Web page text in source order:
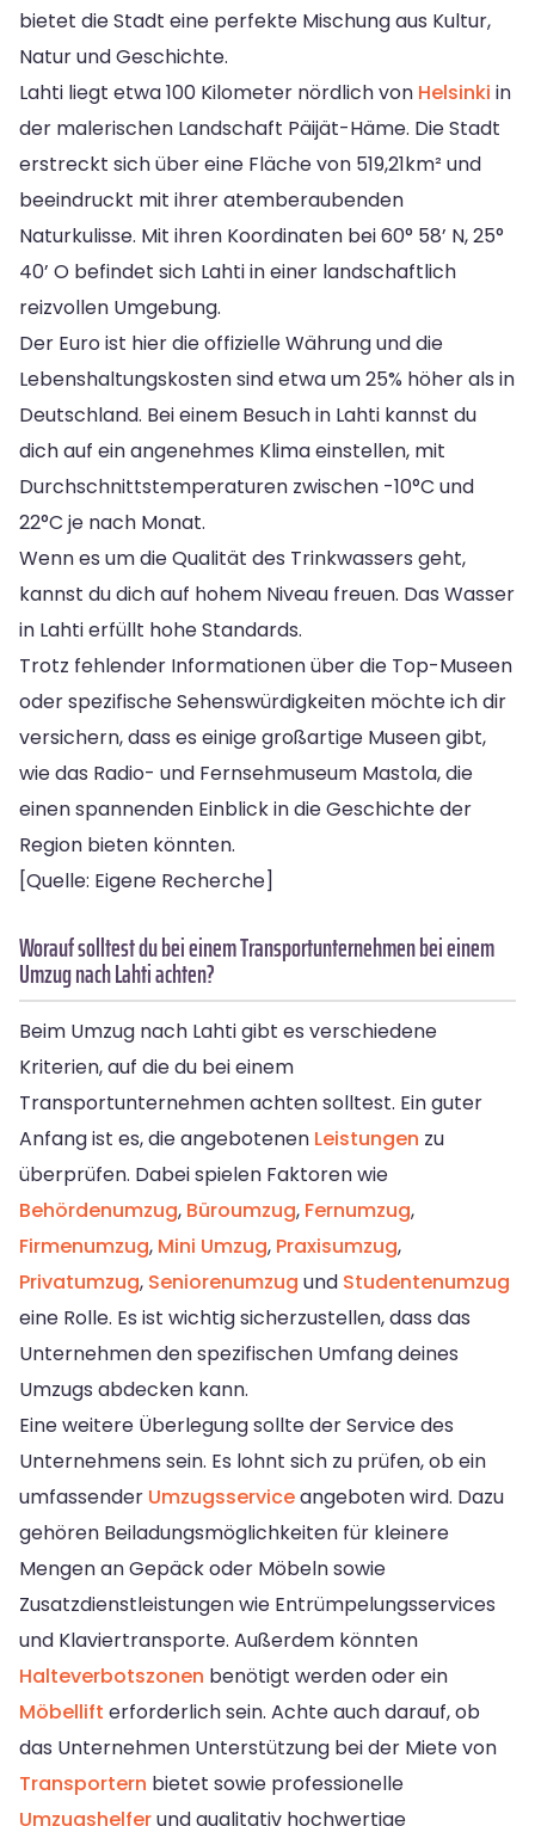
bietet die Stadt eine perfekte Mischung aus Kultur,
Natur und Geschichte.
Lahti liegt etwa 100 Kilometer nördlich von Helsinki in
der malerischen Landschaft Päijät-Häme. Die Stadt
erstreckt sich über eine Fläche von 519,21km² und
beeindruckt mit ihrer atemberaubenden
Naturkulisse. Mit ihren Koordinaten bei 60° 58’ N, 25°
40’ O befindet sich Lahti in einer landschaftlich
reizvollen Umgebung.
Der Euro ist hier die offizielle Währung und die
Lebenshaltungskosten sind etwa um 25% höher als in
Deutschland. Bei einem Besuch in Lahti kannst du
dich auf ein angenehmes Klima einstellen, mit
Durchschnittstemperaturen zwischen -10°C und
22°C je nach Monat.
Wenn es um die Qualität des Trinkwassers geht,
kannst du dich auf hohem Niveau freuen. Das Wasser
in Lahti erfüllt hohe Standards.
Trotz fehlender Informationen über die Top-Museen
oder spezifische Sehenswürdigkeiten möchte ich dir
versichern, dass es einige großartige Museen gibt,
wie das Radio- und Fernsehmuseum Mastola, die
einen spannenden Einblick in die Geschichte der
Region bieten könnten.
[Quelle: Eigene Recherche]
Worauf solltest du bei einem Transportunternehmen bei einem
Umzug nach Lahti achten?
Beim Umzug nach Lahti gibt es verschiedene
Kriterien, auf die du bei einem
Transportunternehmen achten solltest. Ein guter
Anfang ist es, die angebotenen Leistungen zu
überprüfen. Dabei spielen Faktoren wie
Behördenumzug, Büroumzug, Fernumzug,
Firmenumzug, Mini Umzug, Praxisumzug,
Privatumzug, Seniorenumzug und Studentenumzug
eine Rolle. Es ist wichtig sicherzustellen, dass das
Unternehmen den spezifischen Umfang deines
Umzugs abdecken kann.
Eine weitere Überlegung sollte der Service des
Unternehmens sein. Es lohnt sich zu prüfen, ob ein
umfassender Umzugsserviceangeboten wird. Dazu
gehören Beiladungsmöglichkeiten für kleinere
Mengen an Gepäck oder Möbeln sowie
Zusatzdienstleistungen wie Entrümpelungsservices
und Klaviertransporte. Außerdem könnten
Halteverbotszonen benötigt werden oder ein
Möbellift erforderlich sein. Achte auch darauf, ob
das Unternehmen Unterstützung bei der Miete von
Transportern bietet sowie professionelle
Umzugshelferund qualitativ hochwertige